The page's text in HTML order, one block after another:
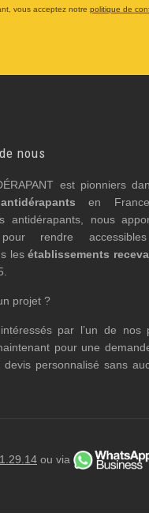
vous acceptez notre politique de
nous
est pionniers
en
antidérapants, nous
rendre
les établissements
projet ?
par l’un de nos
pour une
personnalisé sans
ou via